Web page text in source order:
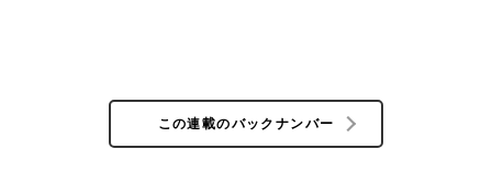
この連載のバックナンバー